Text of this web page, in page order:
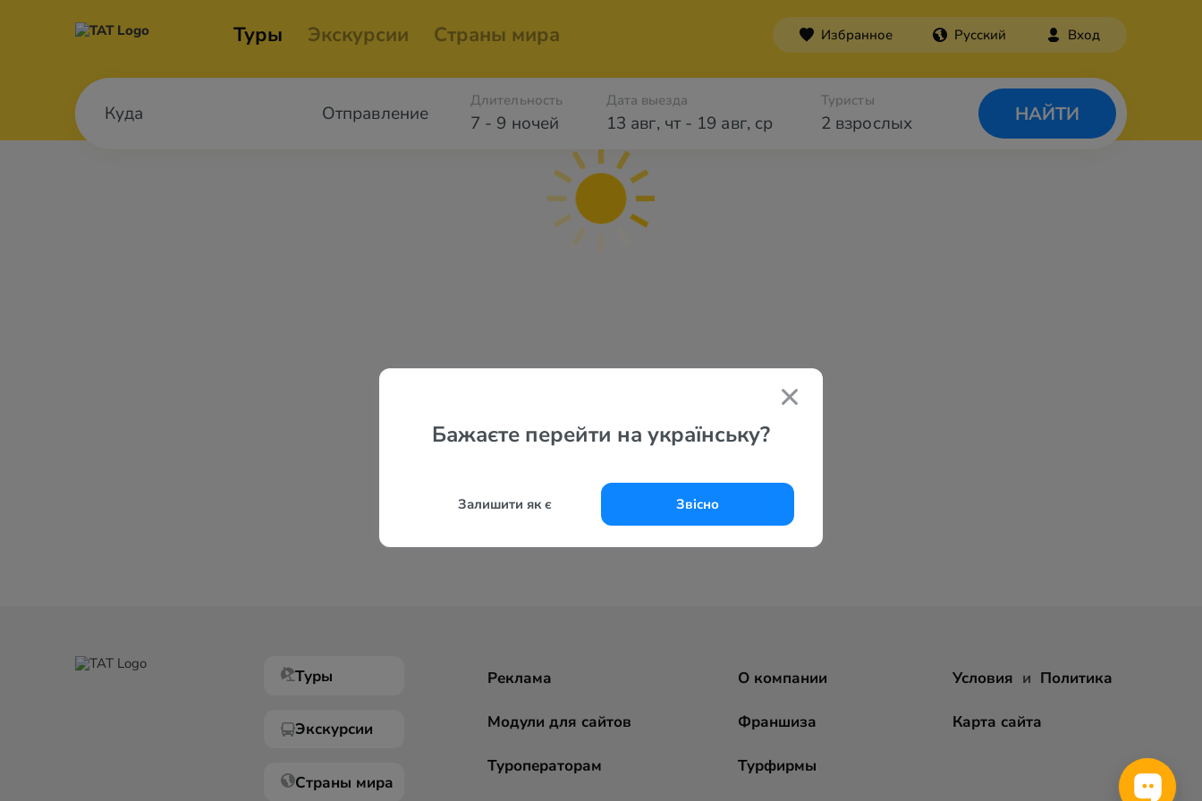
Туры Экскурсии Страны мира Избранное Русский Вход
Отправление 7 - 9 ночей
Длительность Дата выезда
13 авг, чт- 19 авг, ср 2 взрослых
Туристы
НАЙТИ
Бажаєте перейти на українську?
Залишити як є Звісно
Туры
Экскурсии
Страны мира
Реклама
Модули для сайтов
Туроператорам
О компании
Франшиза
Турфирмы
Условия и Политика
Карта сайта